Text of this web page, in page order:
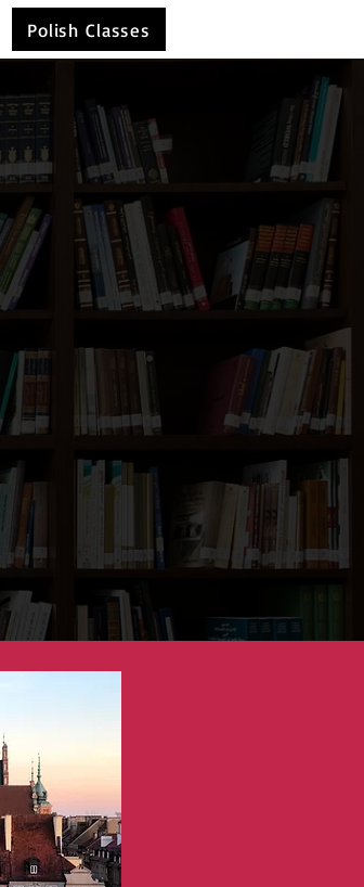
Polish Classes